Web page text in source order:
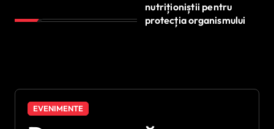
nutriționiștii pentru
protecția organismului
EVENIMENTE